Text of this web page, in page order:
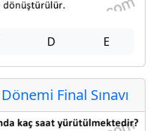
D E
Final Sınavı